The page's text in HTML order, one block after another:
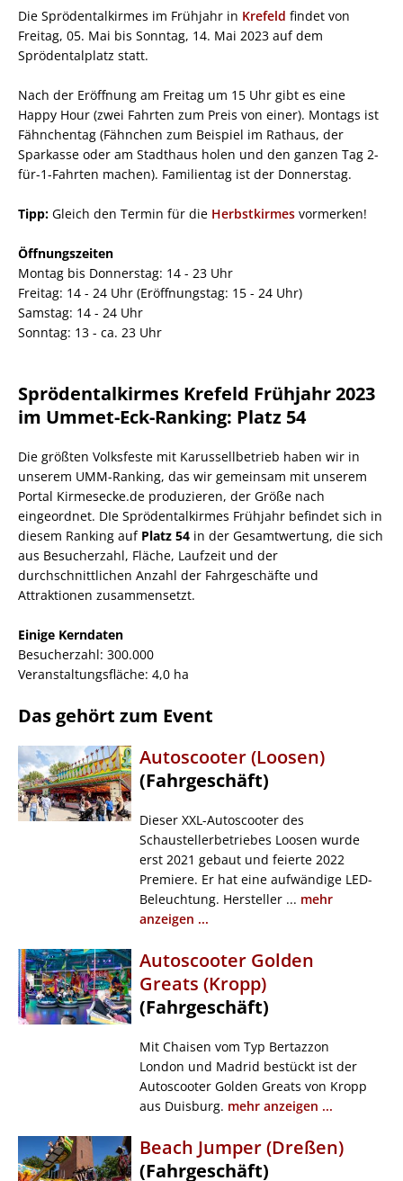
Die Sprödentalkirmes im Frühjahr in Krefeld findet von
Freitag, 05. Mai bis Sonntag, 14. Mai 2023 auf dem
Sprödentalplatz statt.
Nach der Eröffnung am Freitag um 15 Uhr gibt es eine
Happy Hour (zwei Fahrten zum Preis von einer). Montags ist
Fähnchentag (Fähnchen zum Beispiel im Rathaus, der
Sparkasse oder am Stadthaus holen und den ganzen Tag 2-
für-1-Fahrten machen). Familientag ist der Donnerstag.
Tipp: Gleich den Termin für die Herbstkirmes vormerken!
Öffnungszeiten
Montag bis Donnerstag: 14 - 23 Uhr
Freitag: 14 - 24 Uhr (Eröffnungstag: 15 - 24 Uhr)
Samstag: 14 - 24 Uhr
Sonntag: 13 - ca. 23 Uhr
Sprödentalkirmes Krefeld Frühjahr 2023
im Ummet-Eck-Ranking: Platz 54
Die größten Volksfeste mit Karussellbetrieb haben wir in
unserem UMM-Ranking, das wir gemeinsam mit unserem
Portal Kirmesecke.de produzieren, der Größe nach
eingeordnet. DIe Sprödentalkirmes Frühjahr befindet sich in
diesem Ranking auf Platz 54 in der Gesamtwertung, die sich
aus Besucherzahl, Fläche, Laufzeit und der
durchschnittlichen Anzahl der Fahrgeschäfte und
Attraktionen zusammensetzt.
Einige Kerndaten
Besucherzahl: 300.000
Veranstaltungsfläche: 4,0 ha
Das gehört zum Event
Autoscooter (Loosen)
(Fahrgeschäft)
Dieser XXL-Autoscooter des
Schaustellerbetriebes Loosen wurde
erst 2021 gebaut und feierte 2022
Premiere. Er hat eine aufwändige LED-
Beleuchtung. Hersteller ... mehr
anzeigen ...
Autoscooter Golden
Greats (Kropp)
(Fahrgeschäft)
Mit Chaisen vom Typ Bertazzon
London und Madrid bestückt ist der
Autoscooter Golden Greats von Kropp
aus Duisburg. mehr anzeigen ...
Beach Jumper (Dreßen)
(Fahrgeschäft)